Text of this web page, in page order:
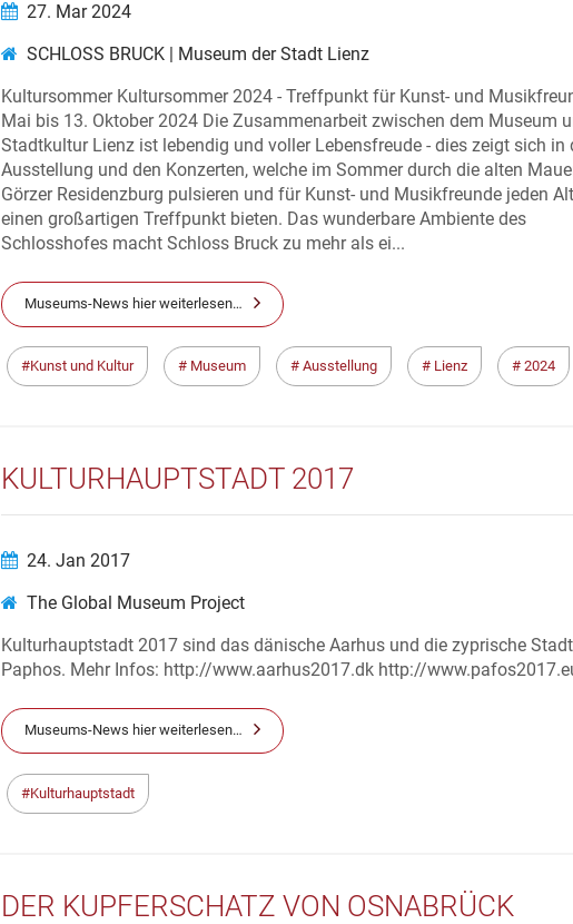
27. Mar 2024
SCHLOSS BRUCK | Museum der Stadt Lienz
Kultursommer Kultursommer 2024 - Treffpunkt für Kunst- und
Mai bis 13. Oktober 2024 Die Zusammenarbeit zwischen dem Museum
Stadtkultur Lienz ist lebendig und voller Lebensfreude - dies zeigt sich in
Ausstellung und den Konzerten, welche im Sommer durch die alten
Görzer Residenzburg pulsieren und für Kunst- und Musikfreunde jeden
einen großartigen Treffpunkt bieten. Das wunderbare Ambiente des
Schlosshofes macht Schloss Bruck zu mehr als ei...
Museums-News hier weiterlesen…
Kunst und Kultur Museum Ausstellung Lienz 2024
KULTURHAUPTSTADT 2017
24. Jan 2017
The Global Museum Project
Kulturhauptstadt 2017 sind das dänische Aarhus und die zyprische Stadt
Paphos. Mehr Infos: http://www.aarhus2017.dk http://
Museums-News hier weiterlesen…
Kulturhauptstadt
DER KUPFERSCHATZ VON OSNABRÜCK